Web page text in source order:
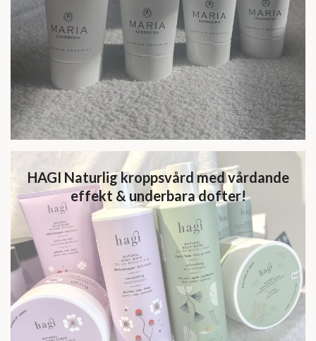
HAGI Naturlig kroppsvård med vårdande
effekt & underbara dofter!